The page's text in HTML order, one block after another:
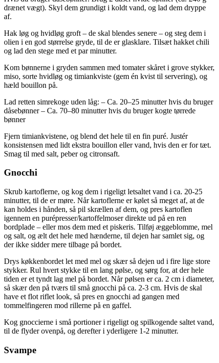
drænet vægt). Skyl dem grundigt i koldt vand, og lad dem dryppe
af.
Hak løg og hvidløg groft – de skal blendes senere – og steg dem i
olien i en god størrelse gryde, til de er glasklare. Tilsæt hakket chili
og lad den stege med et par minutter.
Kom bønnerne i gryden sammen med tomater skåret i grove stykker,
miso, sorte hvidløg og timiankviste (gem én kvist til servering), og
hæld bouillon på.
Lad retten simrekoge uden låg: – Ca. 20–25 minutter hvis du bruger
dåsebønner – Ca. 70–80 minutter hvis du bruger kogte tørrede
bønner
Fjern timiankvistene, og blend det hele til en fin puré. Justér
konsistensen med lidt ekstra bouillon eller vand, hvis den er for tæt.
Smag til med salt, peber og citronsaft.
Gnocchi
Skrub kartoflerne, og kog dem i rigeligt letsaltet vand i ca. 20-25
minutter, til de er møre. Når kartoflerne er kølet så meget af, at de
kan holdes i hånden, så pil skrællen af dem, og pres kartoflen
igennem en purépresser/kartoffelmoser direkte ud på en ren
bordplade – eller mos dem med et piskeris. Tilføj æggeblomme, mel
og salt, og ælt det hele med hænderne, til dejen har samlet sig, og
der ikke sidder mere tilbage på bordet.
Drys køkkenbordet let med mel og skær så dejen ud i fire lige store
stykker. Rul hvert stykke til en lang pølse, og sørg for, at der hele
tiden er et tyndt lag mel på bordet. Når pølsen er ca. 2 cm i diameter,
så skær den på tværs til små gnocchi på ca. 2-3 cm. Hvis de skal
have et flot riflet look, så pres en gnocchi ad gangen med
tommelfingeren mod rillerne på en gaffel.
Kog gnoccierne i små portioner i rigeligt og spilkogende saltet vand,
til de flyder ovenpå, og derefter i yderligere 1-2 minutter.
Svampe